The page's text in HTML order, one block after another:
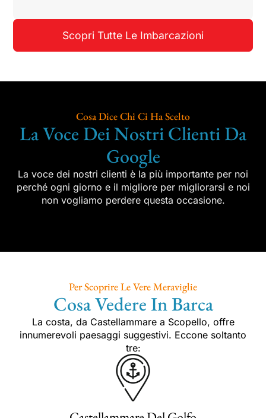
Scopri Tutte Le Imbarcazioni
Cosa Dice Chi Ci Ha Scelto
La Voce Dei Nostri Clienti Da
Google
La voce dei nostri clienti è la più importante per noi
perché ogni giorno e il migliore per migliorarsi e noi
non vogliamo perdere questa occasione.
Per Scoprire Le Vere Meraviglie
Cosa Vedere In Barca
La costa, da Castellammare a Scopello, offre
innumerevoli paesaggi suggestivi. Eccone soltanto
tre: